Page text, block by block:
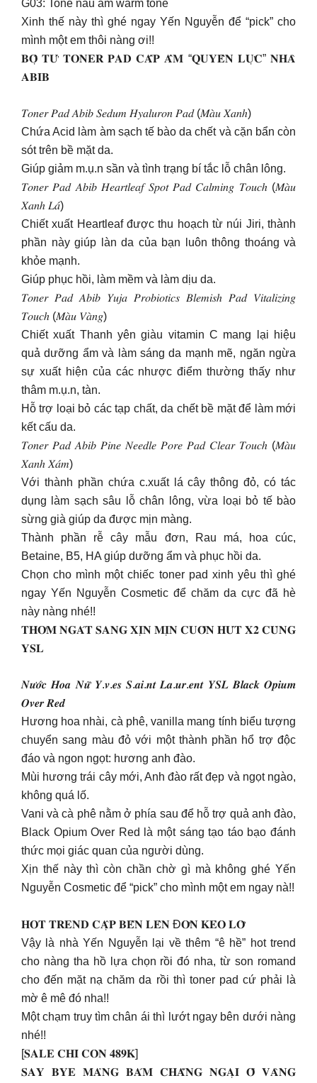
G03: Tone nâu ấm warm tone
Xinh thế này thì ghé ngay Yến Nguyễn để “pick” cho
mình một em thôi nàng ơi!!
𝐁𝐎̣̂ 𝐓𝐔̛́ 𝐓𝐎𝐍𝐄𝐑 𝐏𝐀𝐃 𝐂𝐀̂́𝐏 𝐀̂̉𝐌 “𝐐𝐔𝐘𝐄̂̀𝐍 𝐋𝐔̛̣𝐂” 𝐍𝐇𝐀̀
𝐀𝐁𝐈𝐁
𝑇𝑜𝑛𝑒𝑟 𝑃𝑎𝑑 𝐴𝑏𝑖𝑏 𝑆𝑒𝑑𝑢𝑚 𝐻𝑦𝑎𝑙𝑢𝑟𝑜𝑛 𝑃𝑎𝑑 (𝑀𝑎̀𝑢 𝑋𝑎𝑛ℎ)
Chứa Acid làm àm sạch tế bào da chết và cặn bẩn còn
sót trên bề mặt da.
Giúp giảm m.ụ.n sần và tình trạng bí tắc lỗ chân lông.
𝑇𝑜𝑛𝑒𝑟 𝑃𝑎𝑑 𝐴𝑏𝑖𝑏 𝐻𝑒𝑎𝑟𝑡𝑙𝑒𝑎𝑓 𝑆𝑝𝑜𝑡 𝑃𝑎𝑑 𝐶𝑎𝑙𝑚𝑖𝑛𝑔 𝑇𝑜𝑢𝑐ℎ (𝑀𝑎̀𝑢
𝑋𝑎𝑛ℎ 𝐿𝑎́)
Chiết xuất Heartleaf được thu hoạch từ núi Jiri, thành
phần này giúp làn da của bạn luôn thông thoáng và
khỏe mạnh.
Giúp phục hồi, làm mềm và làm dịu da.
𝑇𝑜𝑛𝑒𝑟 𝑃𝑎𝑑 𝐴𝑏𝑖𝑏 𝑌𝑢𝑗𝑎 𝑃𝑟𝑜𝑏𝑖𝑜𝑡𝑖𝑐𝑠 𝐵𝑙𝑒𝑚𝑖𝑠ℎ 𝑃𝑎𝑑 𝑉𝑖𝑡𝑎𝑙𝑖𝑧𝑖𝑛𝑔
𝑇𝑜𝑢𝑐ℎ (𝑀𝑎̀𝑢 𝑉𝑎̀𝑛𝑔)
Chiết xuất Thanh yên giàu vitamin C mang lại hiệu
quả dưỡng ẩm và làm sáng da mạnh mẽ, ngăn ngừa
sự xuất hiện của các nhược điểm thường thấy như
thâm m.ụ.n, tàn.
Hỗ trợ loại bỏ các tạp chất, da chết bề mặt để làm mới
kết cấu da.
𝑇𝑜𝑛𝑒𝑟 𝑃𝑎𝑑 𝐴𝑏𝑖𝑏 𝑃𝑖𝑛𝑒 𝑁𝑒𝑒𝑑𝑙𝑒 𝑃𝑜𝑟𝑒 𝑃𝑎𝑑 𝐶𝑙𝑒𝑎𝑟 𝑇𝑜𝑢𝑐ℎ (𝑀𝑎̀𝑢
𝑋𝑎𝑛ℎ 𝑋𝑎́𝑚)
Với thành phần chứa c.xuất lá cây thông đỏ, có tác
dụng làm sạch sâu lỗ chân lông, vừa loại bỏ tế bào
sừng già giúp da được mịn màng.
Thành phần rễ cây mẫu đơn, Rau má, hoa cúc,
Betaine, B5, HA giúp dưỡng ẩm và phục hồi da.
Chọn cho mình một chiếc toner pad xinh yêu thì ghé
ngay Yến Nguyễn Cosmetic để chăm da cực đã hè
này nàng nhé!!
𝐓𝐇𝐎̛𝐌 𝐍𝐆𝐀́𝐓 𝐒𝐀𝐍𝐆 𝐗𝐈̣𝐍 𝐌𝐈̣𝐍 𝐂𝐔𝐎̂́𝐍 𝐇𝐔́𝐓 𝐗𝟐 𝐂𝐔̀𝐍𝐆
𝐘𝐒𝐋
𝑵𝒖̛𝒐̛́𝒄 𝑯𝒐𝒂 𝑵𝒖̛̃ 𝒀.𝒗.𝒆𝒔 𝑺.𝒂𝒊.𝒏𝒕 𝑳𝒂.𝒖𝒓.𝒆𝒏𝒕 𝒀𝑺𝑳 𝑩𝒍𝒂𝒄𝒌 𝑶𝒑𝒊𝒖𝒎
𝑶𝒗𝒆𝒓 𝑹𝒆𝒅
Hương hoa nhài, cà phê, vanilla mang tính biểu tượng
chuyển sang màu đỏ với một thành phần hổ trợ độc
đáo và ngon ngọt: hương anh đào.
Mùi hương trái cây mới, Anh đào rất đẹp và ngọt ngào,
không quá lố.
Vani và cà phê nằm ở phía sau để hỗ trợ quả anh đào,
Black Opium Over Red là một sáng tạo táo bạo đánh
thức mọi giác quan của người dùng.
Xịn thế này thì còn chần chờ gì mà không ghé Yến
Nguyễn Cosmetic để “pick” cho mình một em ngay nà!!
𝐇𝐎𝐓 𝐓𝐑𝐄𝐍𝐃 𝐂𝐀̣̂𝐏 𝐁𝐄̂́𝐍 𝐋𝐄̂𝐍 Đ𝐎̛𝐍 𝐊𝐄̉𝐎 𝐋𝐎̛̃
Vậy là nhà Yến Nguyễn lại về thêm “ê hề” hot trend
cho nàng tha hồ lựa chọn rồi đó nha, từ son romand
cho đến mặt nạ chăm da rồi thì toner pad cứ phải là
mờ ê mê đó nha!!
Một chạm truy tìm chân ái thì lướt ngay bên dưới nàng
nhé!!
[𝐒𝐀𝐋𝐄 𝐂𝐇𝐈̉ 𝐂𝐎̀𝐍 𝟒𝟖𝟗𝐊]
𝐒𝐀𝐘 𝐁𝐘𝐄 𝐌𝐀̉𝐍𝐆 𝐁𝐀́𝐌 𝐂𝐇𝐀̆̉𝐍𝐆 𝐍𝐆𝐀̣𝐈 𝐎̂́ 𝐕𝐀̀𝐍𝐆